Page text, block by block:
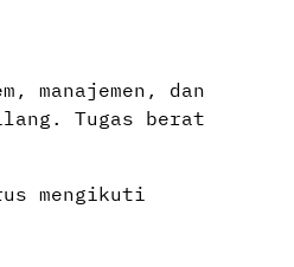
manajemen, dan
Tugas berat
mengikuti